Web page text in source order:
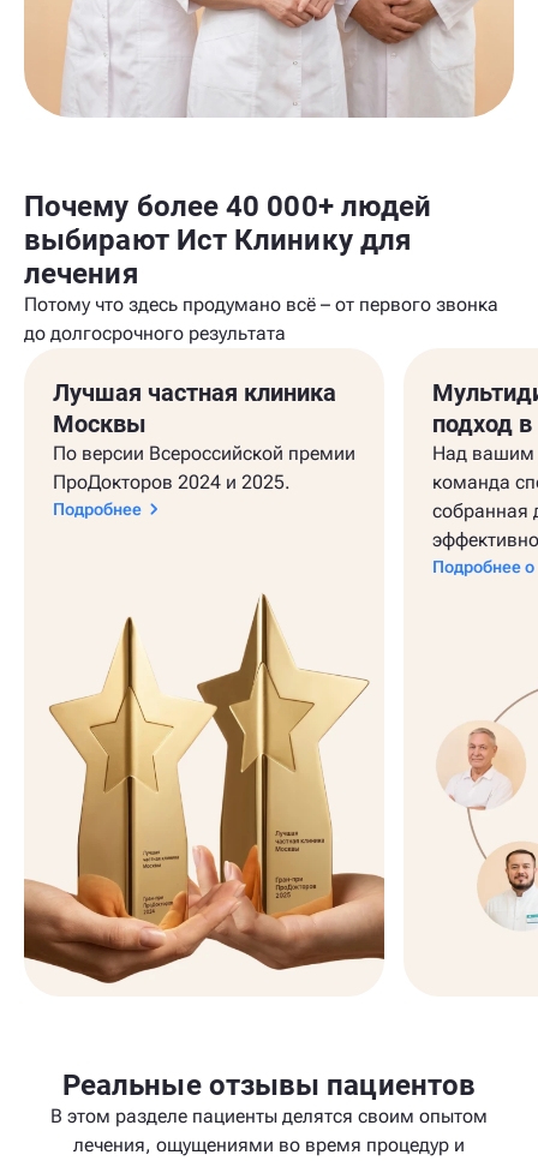
Почему более 40 000+ людей
выбирают Ист Клинику для
лечения
Потому что здесь продумано всё – от первого звонка
до долгосрочного результата
Лучшая частная клиника
Москвы
По версии Всероссийской премии
ПроДокторов 2024 и 2025.
Подробнее
подход
Над вашим
команда
собранная
Подробнее о
Реальные отзывы пациентов
В этом разделе пациенты делятся своим опытом
лечения, ощущениями во время процедур и